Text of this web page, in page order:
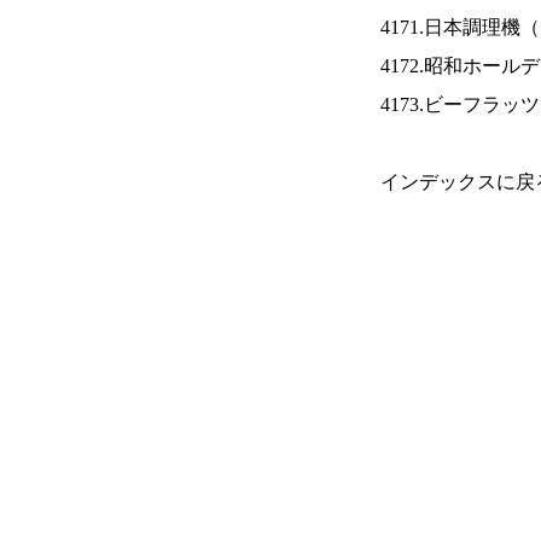
4171.日本調理機（
4172.昭和ホール
4173.ビーフラッ
インデックスに戻